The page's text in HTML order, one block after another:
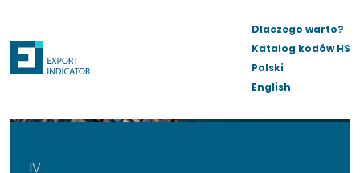
Dlaczego warto?
Katalog kodów HS
Polski
English
IV